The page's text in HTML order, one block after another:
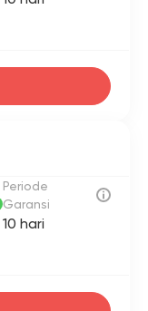
Periode
Garansi
10 hari